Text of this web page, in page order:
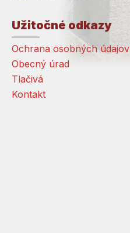
Užitočné odkazy
Ochrana osobných údajov
Obecný úrad
Tlačivá
Kontakt